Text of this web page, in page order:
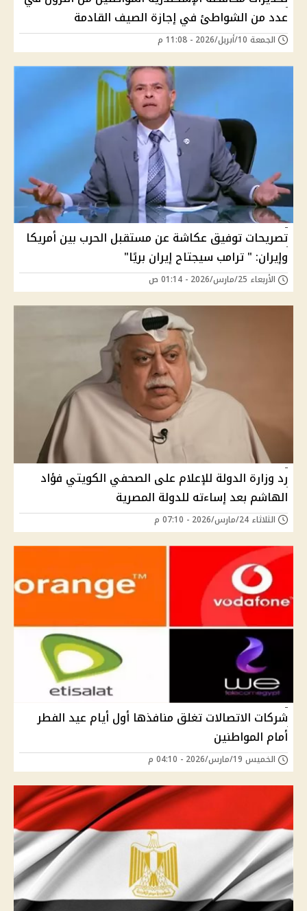
عدد من الشواطئ في إجازة الصيف القادمة
الجمعة 10/أبريل/2026 - 11:08 م
تصريحات توفيق عكاشة عن مستقبل الحرب بين أمريكا
وإيران: " ترامب سيجتاح إيران بريًا"
الأربعاء 25/مارس/2026 - 01:14 ص
رد وزارة الدولة للإعلام على الصحفي الكويتي فؤاد
الهاشم بعد إساءته للدولة المصرية
الثلاثاء 24/مارس/2026 - 07:10 م
شركات الاتصالات تغلق منافذها أول أيام عيد الفطر
أمام المواطنين
الخميس 19/مارس/2026 - 04:10 م